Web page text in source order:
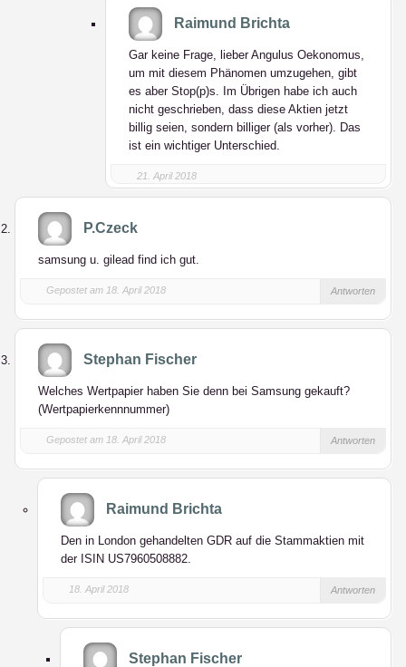
Raimund Brichta
Gar keine Frage, lieber Angulus Oekonomus,
um mit diesem Phänomen umzugehen, gibt
es aber Stop(p)s. Im Übrigen habe ich auch
nicht geschrieben, dass diese Aktien jetzt
billig seien, sondern billiger (als vorher). Das
ist ein wichtiger Unterschied.
21. April 2018
P.Czeck
samsung u. gilead find ich gut.
Gepostet am 18. April 2018 Antworten
Stephan Fischer
Welches Wertpapier haben Sie denn bei Samsung gekauft?
(Wertpapierkennnummer)
Gepostet am 18. April 2018 Antworten
Raimund Brichta
Den in London gehandelten GDR auf die Stammaktien mit
der ISIN US7960508882.
18. April 2018 Antworten
Stephan Fischer